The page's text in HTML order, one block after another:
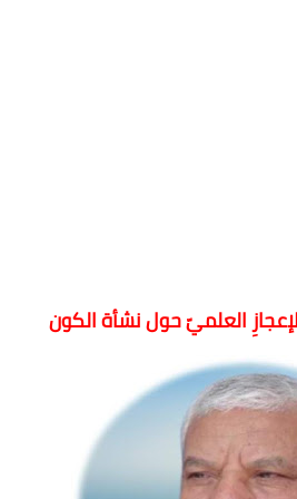
العلميّ حول نشأة الكون